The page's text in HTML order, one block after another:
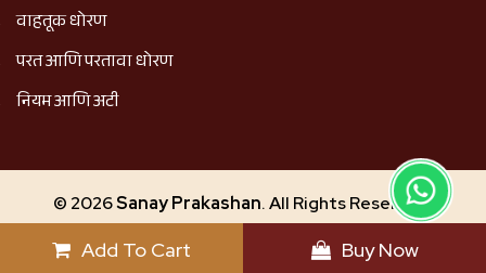
Add To Cart Buy Now
वाहतूक धोरण
परत आणि परतावा धोरण
नियम आणि अटी
© 2026Sanay Prakashan. All Rights Reserved.
Design & Developed by
PitchTeQ